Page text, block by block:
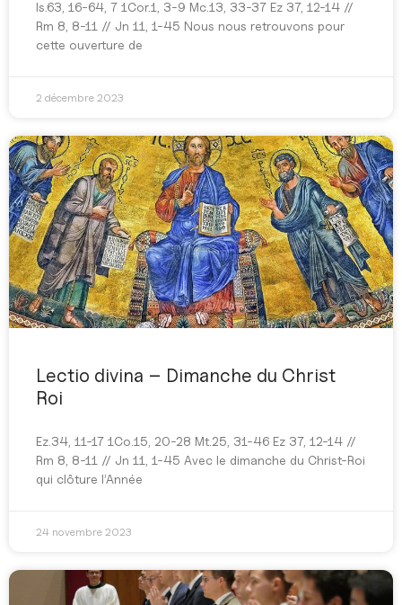
Is.63, 16-64, 7 1Cor.1, 3-9 Mc.13, 33-37 Ez 37, 12-14 //
Rm 8, 8-11 // Jn 11, 1-45 Nous nous retrouvons pour
cette ouverture de
2 décembre 2023
Lectio divina – Dimanche du Christ
Roi
Ez.34, 11-17 1Co.15, 20-28 Mt.25, 31-46 Ez 37, 12-14 //
Rm 8, 8-11 // Jn 11, 1-45 Avec le dimanche du Christ-Roi
qui clôture l’Année
24 novembre 2023